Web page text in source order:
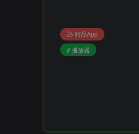
精品App
# 播放器